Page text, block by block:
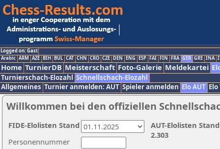
Logged on: Gast
Arabic ARM AZE BIH BUL CAT CHN CRO CZE DEN ENG ESP FAI FIN FRA GER GRE INA
Home TurnierDB Meisterschaft Foto-Galerie Meldekartei
Turnierschach-Elozahl Schnellschach-Elozahl
Allgemeines Turnier anmelden: AUT Spieler anmelden Elo AUT
Willkommen bei den offiziellen
Personennummer
AUT-Elolisten
2.303
FIDE-Elolisten Stand